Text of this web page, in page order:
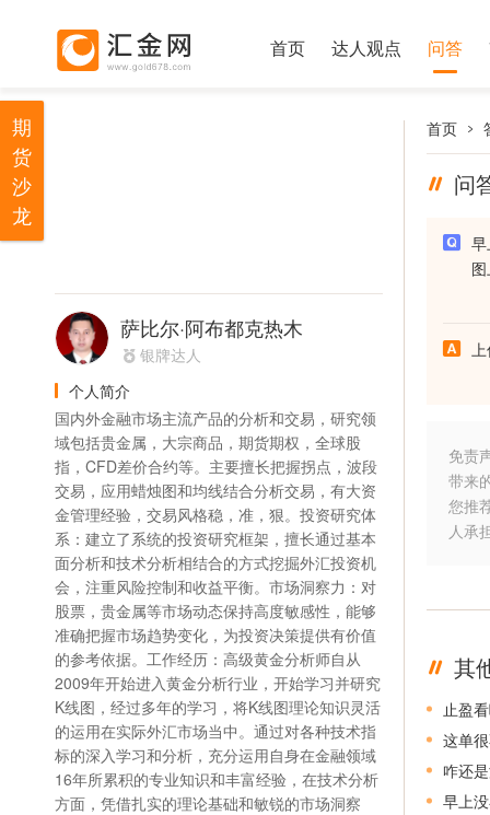
首页 达人观点 问答
萨比尔·阿布都克热木
银牌达人
个人简介
国内外金融市场主流产品的分析和交易，研究领
域包括贵金属，大宗商品，期货期权，全球股
指，CFD差价合约等。主要擅长把握拐点，波段
交易，应用蜡烛图和均线结合分析交易，有大资
金管理经验，交易风格稳，准，狠。投资研究体
系：建立了系统的投资研究框架，擅长通过基本
面分析和技术分析相结合的方式挖掘外汇投资机
会，注重风险控制和收益平衡。市场洞察力：对
股票，贵金属等市场动态保持高度敏感性，能够
准确把握市场趋势变化，为投资决策提供有价值
的参考依据。工作经历：高级黄金分析师自从
2009年开始进入黄金分析行业，开始学习并研究
K线图，经过多年的学习，将K线图理论知识灵活
的运用在实际外汇市场当中。通过对各种技术指
标的深入学习和分析，充分运用自身在金融领域
16年所累积的专业知识和丰富经验，在技术分析
方面，凭借扎实的理论基础和敏锐的市场洞察
首页
问
免责
带来
您推
人承
其
止盈
这单
咋还
早上
期
货
沙
龙